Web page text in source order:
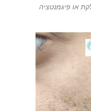
או פיגמנטציה